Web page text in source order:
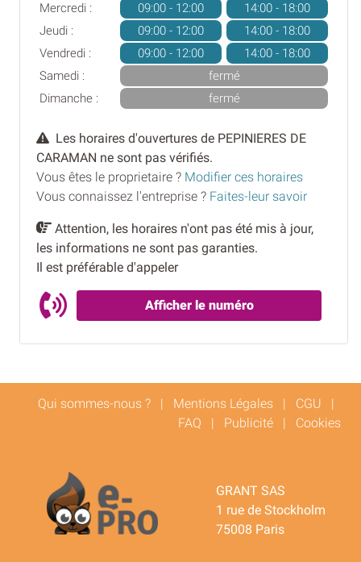
Mercredi :
09:00 - 12:00
14:00 - 18:00
Jeudi :
09:00 - 12:00
14:00 - 18:00
Vendredi :
09:00 - 12:00
14:00 - 18:00
Samedi :
fermé
Dimanche :
fermé
Les horaires d'ouvertures de PEPINIERES DE
CARAMAN ne sont pas vérifiés.
Vous êtes le proprietaire ? Modifier ces horaires
Vous connaissez l'entreprise ? Faites-leur savoir
Attention, les horaires n'ont pas été mis à jour,
les informations ne sont pas garanties.
Il est préférable d'appeler
Afficher le numéro
Qui sommes-nous ? | Mentions Légales | CGU |
FAQ | Publicité | Cookies
GRANT SAS
1 rue de Stockholm
75008 Paris